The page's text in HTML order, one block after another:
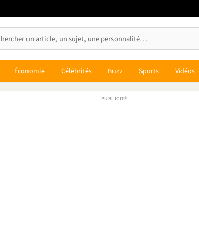
Économie Célébrités Buzz Sports Vidéos